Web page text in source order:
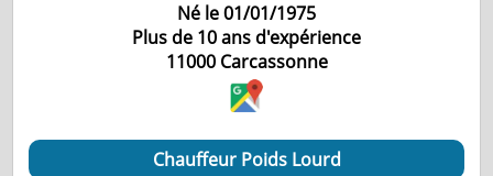
Né le 01/01/1975
Plus de 10 ans d'expérience
11000 Carcassonne
Chauffeur Poids Lourd